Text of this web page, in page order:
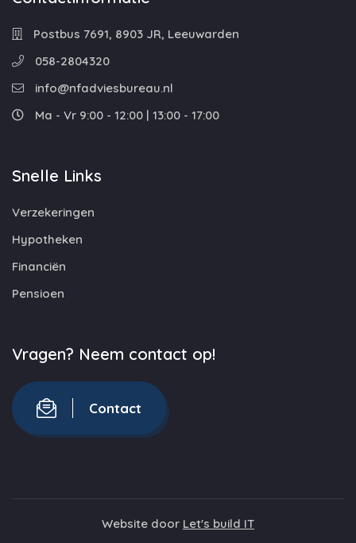
Postbus 7691, 8903 JR, Leeuwarden
058-2804320
info@nfadviesbureau.nl
Ma - Vr 9:00 - 12:00 | 13:00 - 17:00
Snelle Links
Verzekeringen
Hypotheken
Financiën
Pensioen
Vragen? Neem contact op!
Contact
Website door Let's build IT